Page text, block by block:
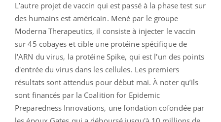
L’autre projet de vaccin qui est passé à la phase test sur
des humains est américain. Mené par le groupe
Moderna Therapeutics, il consiste à injecter le vaccin
sur 45 cobayes et cible une protéine spécifique de
l'ARN du virus, la protéine Spike, qui est l'un des points
d'entrée du virus dans les cellules. Les premiers
résultats sont attendus pour début mai. À noter qu’ils
sont financés par la Coalition for Epidemic
Preparedness Innovations, une fondation cofondée par